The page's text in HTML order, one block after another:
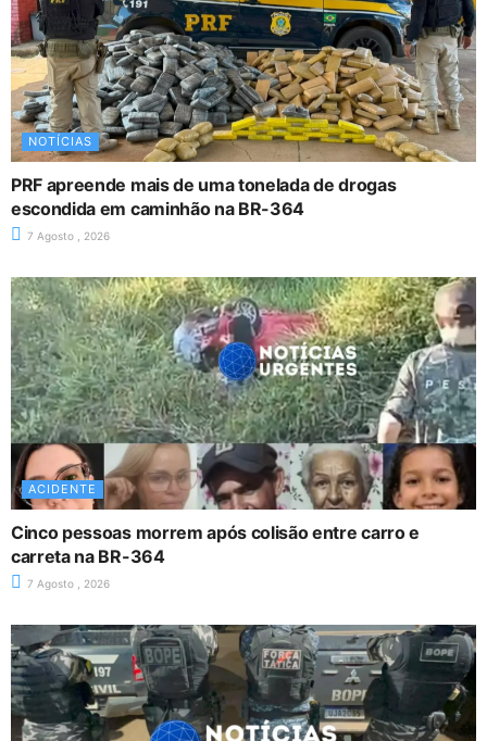
NOTÍCIAS
PRF apreende mais de uma tonelada de drogas
escondida em caminhão na BR-364
7 Agosto , 2026
ACIDENTE
Cinco pessoas morrem após colisão entre carro e
carreta na BR-364
7 Agosto , 2026